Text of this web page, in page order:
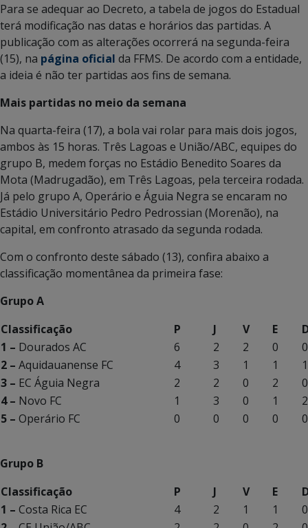
Para se adequar ao Decreto, a tabela de jogos do Estadual
terá modificação nas datas e horários das partidas. A
publicação com as alterações ocorrerá na segunda-feira
(15), na página oficial da FFMS. De acordo com a entidade,
a ideia é não ter partidas aos fins de semana.
Mais partidas no meio da semana
Na quarta-feira (17), a bola vai rolar para mais dois jogos,
ambos às 15 horas. Três Lagoas e União/ABC, equipes do
grupo B, medem forças no Estádio Benedito Soares da
Mota (Madrugadão), em Três Lagoas, pela terceira rodada.
Já pelo grupo A, Operário e Águia Negra se encaram no
Estádio Universitário Pedro Pedrossian (Morenão), na
capital, em confronto atrasado da segunda rodada.
Com o confronto deste sábado (13), confira abaixo a
classificação momentânea da primeira fase:
Grupo A
Classificação
P J V E
1 – Dourados AC 6 2 2 0
0
2 – Aquidauanense FC 4 3 1 1
1
3 – EC Águia Negra 2 2 0 2
0
4 – Novo FC 1 3 0 1
2
5 – Operário FC 0 0 0 0 0
Grupo B
Classificação
P J V E
1 – Costa Rica EC 4 2 1 1
0